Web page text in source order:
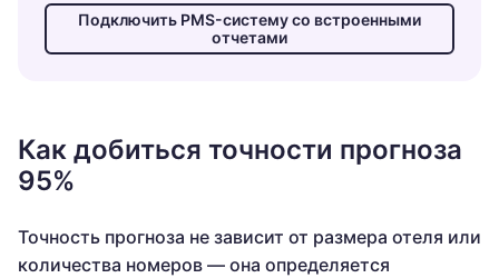
Подключить PMS-систему со встроенными
отчетами
Как добиться точности прогноза
95%
Точность прогноза не зависит от размера отеля или
количества номеров — она определяется